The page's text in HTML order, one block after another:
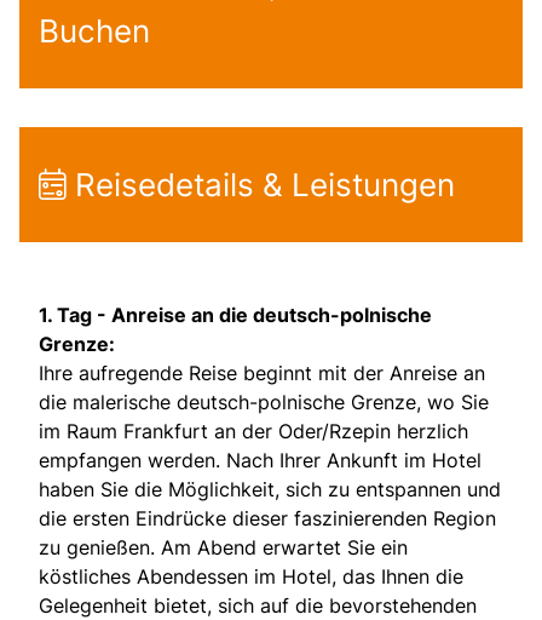
Buchen
Reisedetails & Leistungen
1. Tag - Anreise an die deutsch-polnische
Grenze:
Ihre aufregende Reise beginnt mit der Anreise an
die malerische deutsch-polnische Grenze, wo Sie
im Raum Frankfurt an der Oder/Rzepin herzlich
empfangen werden. Nach Ihrer Ankunft im Hotel
haben Sie die Möglichkeit, sich zu entspannen und
die ersten Eindrücke dieser faszinierenden Region
zu genießen. Am Abend erwartet Sie ein
köstliches Abendessen im Hotel, das Ihnen die
Gelegenheit bietet, sich auf die bevorstehenden